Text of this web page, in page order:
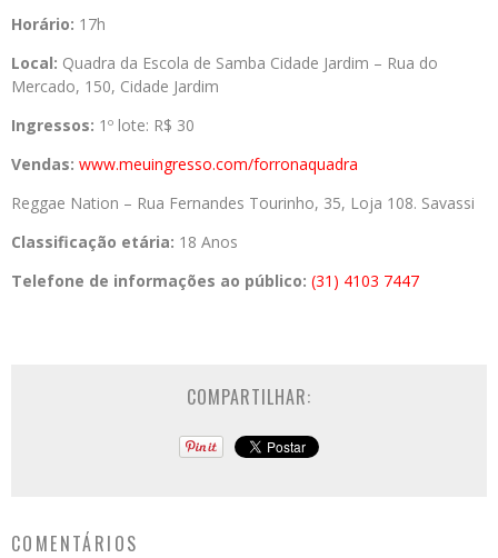
Horário: 17h
Local: Quadra da Escola de Samba Cidade Jardim – Rua do
Mercado, 150, Cidade Jardim
Ingressos: 1º lote: R$ 30
Vendas: www.meuingresso.com/forronaquadra
Reggae Nation – Rua Fernandes Tourinho, 35, Loja 108. Savassi
Classificação etária: 18 Anos
Telefone de informações ao público: (31) 4103 7447
COMPARTILHAR:
COMENTÁRIOS